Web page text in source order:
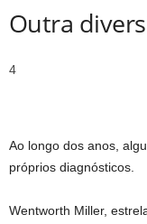
Outra
4
Ao longo dos anos,
próprios diagnósticos.
Wentworth Miller,